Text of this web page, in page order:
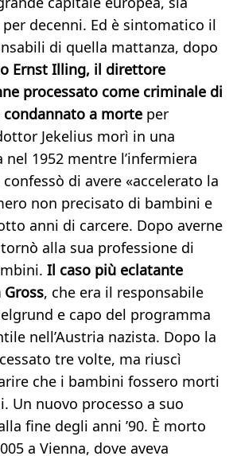
decenni. Ed è sintomatico il
di quella mattanza, dopo
Ernst Illing, il direttore
processato come criminale di
condannato a morte per
Jekelius morì in una
1952 mentre l’infermiera
di avere «accelerato la
non precisato di bambini e
anni di carcere. Dopo averne
alla sua professione di
Il caso più eclatante
, che era il responsabile
e capo del programma
nell’Austria nazista. Dopo la
tre volte, ma riuscì
che i bambini fossero morti
Un nuovo processo a suo
fine degli anni ’90. È morto
a Vienna, dove aveva